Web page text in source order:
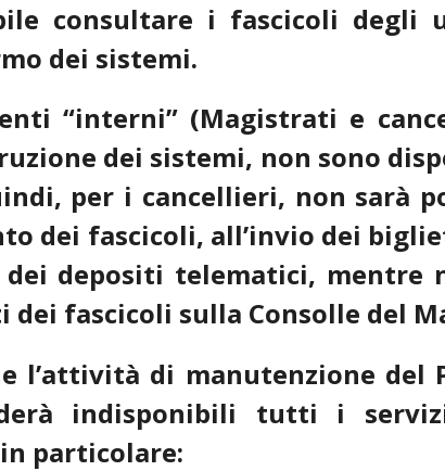
consultare i fascicoli degli
dei sistemi.
“interni” (Magistrati e
dei sistemi, non sono
per i cancellieri, non sarà
dei fascicoli, all’invio dei
dei depositi telematici, mentre
dei fascicoli sulla Consolle del
l’attività di manutenzione del
indisponibili tutti i
particolare: